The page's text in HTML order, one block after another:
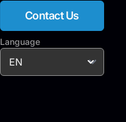
Contact Us
Language